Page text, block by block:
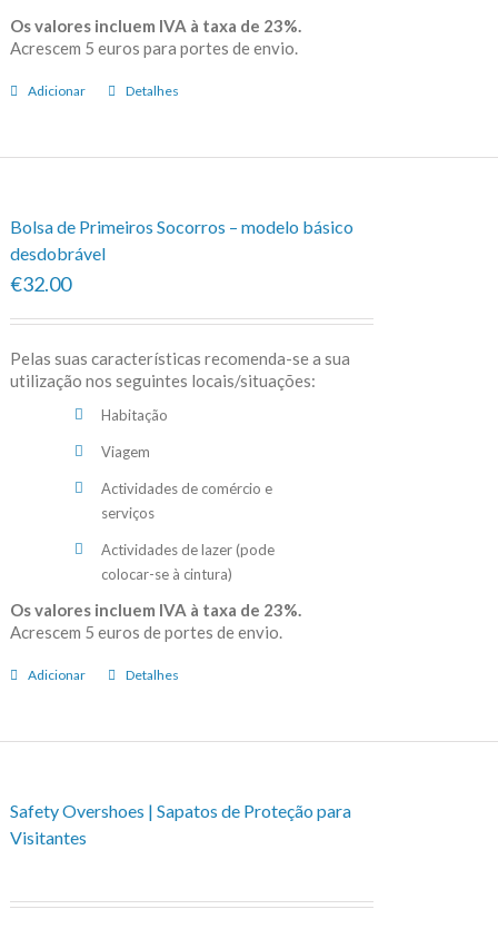
Os valores incluem IVA à taxa de 23%.
Acrescem 5 euros para portes de envio.
Adicionar Detalhes
Bolsa de Primeiros Socorros – modelo básico
desdobrável
€32.00
Pelas suas características recomenda-se a sua
utilização nos seguintes locais/situações:
Habitação
Viagem
Actividades de comércio e
serviços
Actividades de lazer (pode
colocar-se à cintura)
Os valores incluem IVA à taxa de 23%.
Acrescem 5 euros de portes de envio.
Adicionar Detalhes
Safety Overshoes | Sapatos de Proteção para
Visitantes